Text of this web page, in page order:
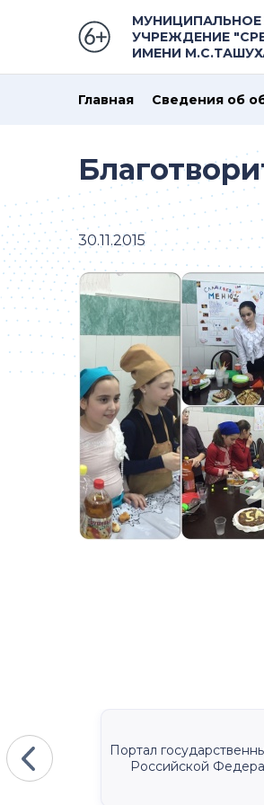
УЧРЕЖДЕНИЕ
ИМЕНИ
Главная Сведения об
30.11.2015
Портал
Российской